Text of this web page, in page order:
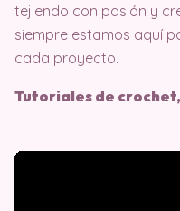
tejiendo con pasión y
siempre estamos aquí
cada proyecto.
Tutoriales de